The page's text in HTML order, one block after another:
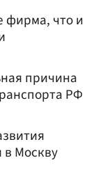
фирма, что и
причина
РФ
в Москву